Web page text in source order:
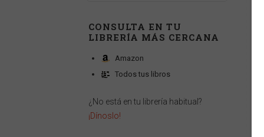
CONSULTA EN TU
LIBRERÍA MÁS CERCANA
Amazon
Todos tus libros
¿No está en tu librería habitual?
¡Dínoslo!